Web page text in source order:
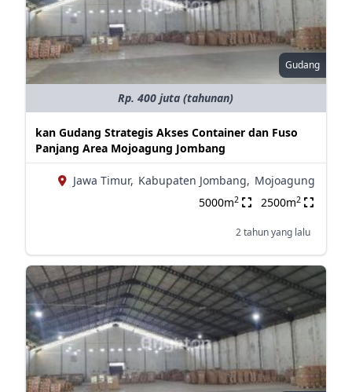
Gudang
Rp. 400 juta (tahunan)
kan Gudang Strategis Akses Container dan Fuso
Panjang Area Mojoagung Jombang
Jawa Timur, Kabupaten Jombang, Mojoagung
5000m2 2500m2
2 tahun yang lalu